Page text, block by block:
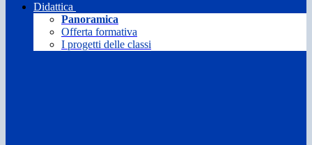
Didattica
Panoramica
Offerta formativa
I progetti delle classi